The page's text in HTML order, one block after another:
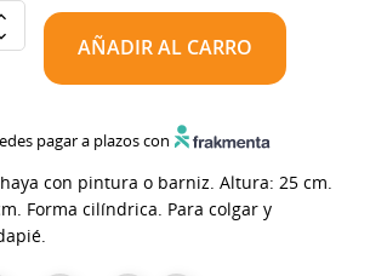
con pintura o barniz. Altura: 25 cm.
Forma cilíndrica. Para colgar y
AÑADIR AL CARRO
pagar a plazos con